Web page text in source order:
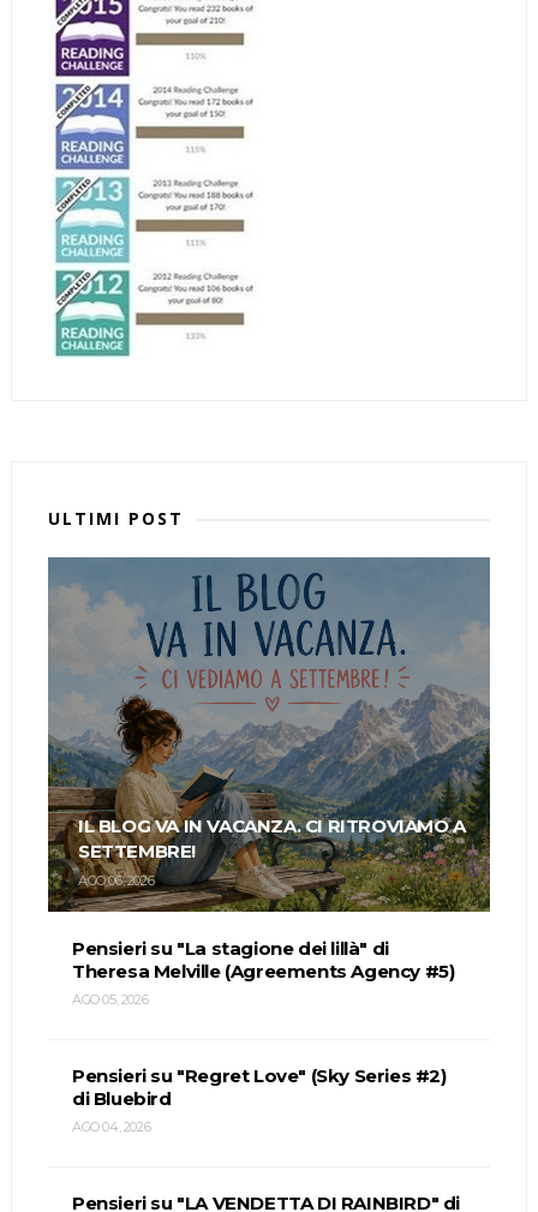
ULTIMI POST
IL BLOG VA IN VACANZA. CI RITROVIAMO A
SETTEMBRE!
AGO 06, 2026
Pensieri su "La stagione dei lillà" di
Theresa Melville (Agreements Agency #5)
AGO 05, 2026
Pensieri su "Regret Love" (Sky Series #2)
di Bluebird
AGO 04, 2026
Pensieri su "LA VENDETTA DI RAINBIRD" di